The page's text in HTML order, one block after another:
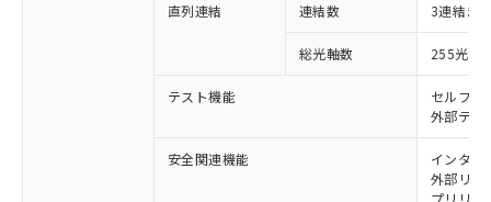
直列連結 連結数 3連結ま
総光軸数 255光軸
テスト機能
セルフテ
外部テス
安全関連機能
インター
外部リレ
プリリセ
ご利用条件
※1 対応状況
対応済み：EU RoHS指令（10物質）の
非含有に対応した製品が提供可能な商品で
有に対応した製品に切り替える予定のある